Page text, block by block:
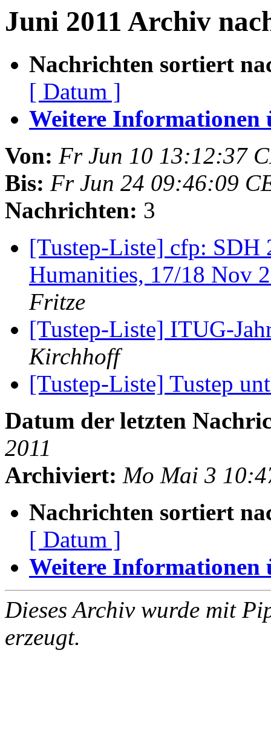
Juni 2011 Archiv
Nachrichten sortiert
[ Datum ]
Weitere Informationen
Von: Fr Jun 10 13:12:37
Bis: Fr Jun 24 09:46:09
Nachrichten: 3
[Tustep-Liste] cfp: SDH
Humanities, 17/18 Nov
Fritze
[Tustep-Liste] ITUG-
Kirchhoff
[Tustep-Liste] Tustep
Datum der letzten
2011
Archiviert: Mo Mai 3
Nachrichten sortiert
[ Datum ]
Weitere Informationen
Dieses Archiv wurde mit
erzeugt.